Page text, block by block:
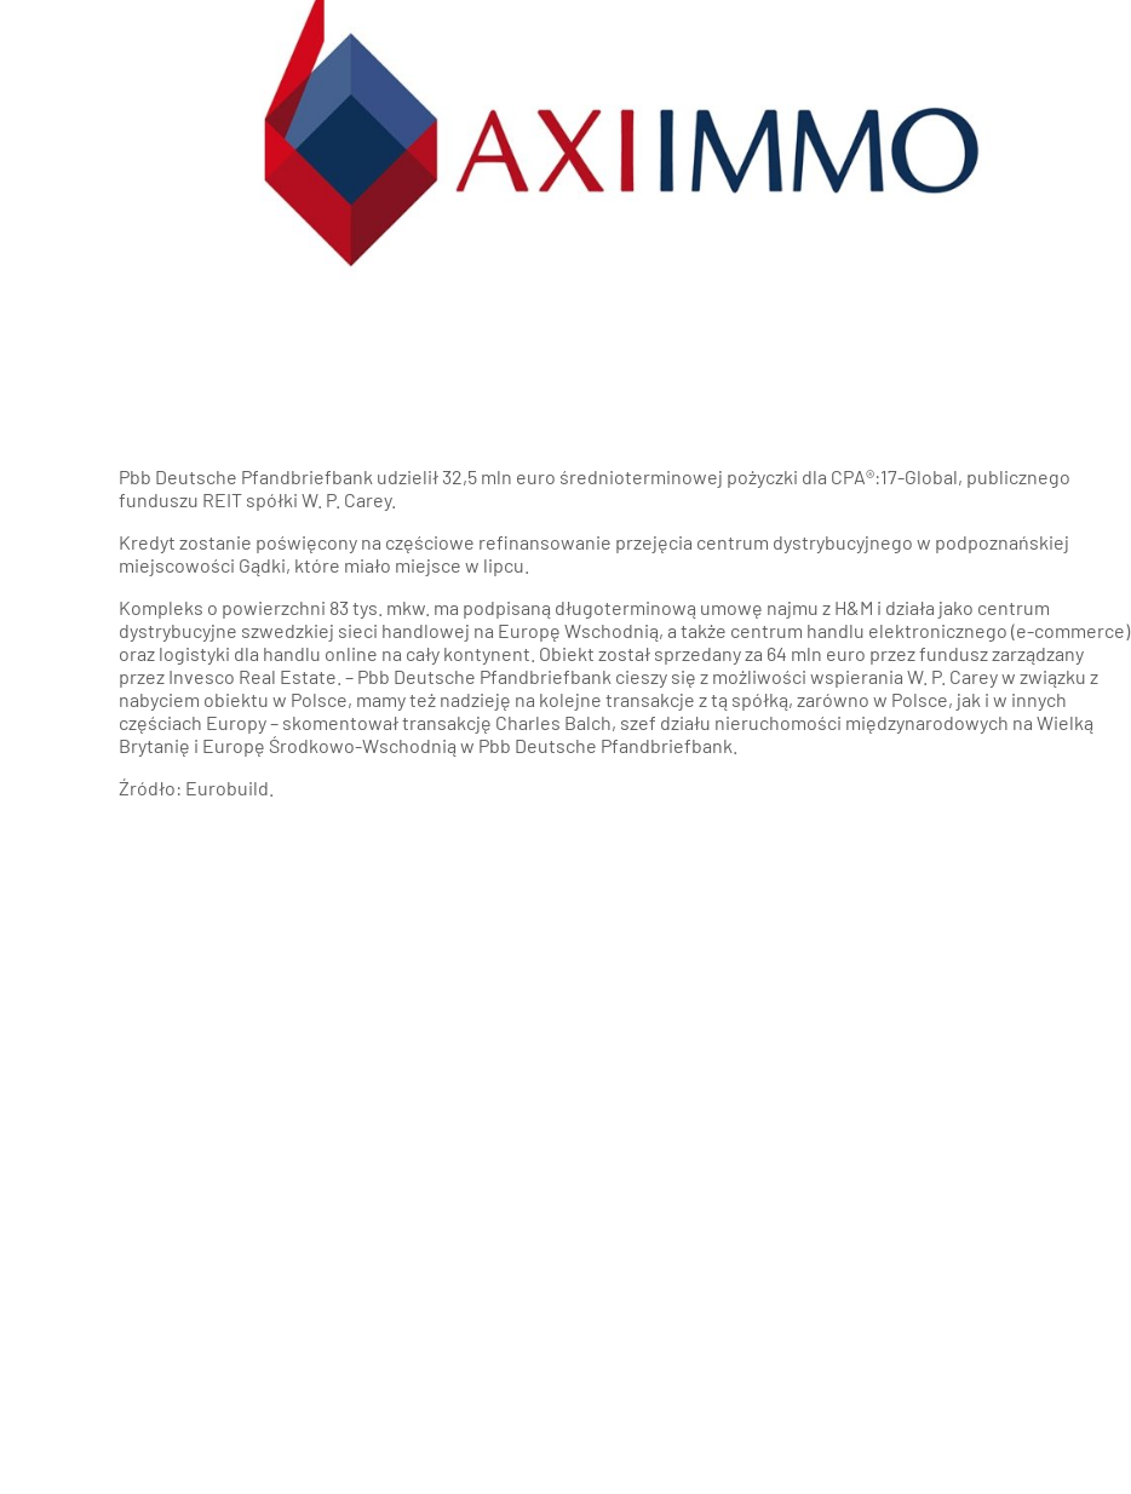
najmu i zakupu
magazynów, hal
logistycznych i
produkcyjnych
Kraków i okolice
Pbb Deutsche Pfandbriefbank udzielił 32,5 mln euro średnioterminowej pożyczki dla CPA®:17-Global, publicznego
funduszu REIT spółki W. P. Carey.
Kredyt zostanie poświęcony na częściowe refinansowanie przejęcia centrum dystrybucyjnego w podpoznańskiej
miejscowości Gądki, które miało miejsce w lipcu.
Kompleks o powierzchni 83 tys. mkw. ma podpisaną długoterminową umowę najmu z H&M i działa jako centrum
dystrybucyjne szwedzkiej sieci handlowej na Europę Wschodnią, a także centrum handlu elektronicznego (e-commerce)
oraz logistyki dla handlu online na cały kontynent. Obiekt został sprzedany za 64 mln euro przez fundusz zarządzany
przez Invesco Real Estate. – Pbb Deutsche Pfandbriefbank cieszy się z możliwości wspierania W. P. Carey w związku z
nabyciem obiektu w Polsce, mamy też nadzieję na kolejne transakcje z tą spółką, zarówno w Polsce, jak i w innych
częściach Europy – skomentował transakcję Charles Balch, szef działu nieruchomości międzynarodowych na Wielką
Brytanię i Europę Środkowo-Wschodnią w Pbb Deutsche Pfandbriefbank.
Źródło: Eurobuild.